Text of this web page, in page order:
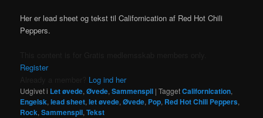
Her er lead sheet og tekst til Californication af Red Hot Chili
Peppers.
Register
Log ind her
Udgivet i Let øvede,Øvede,Sammenspil |TaggetCalifornication,
Engelsk,lead sheet,let øvede,Øvede, Pop, Red Hot Chili Peppers,
Rock,Sammenspil,Tekst